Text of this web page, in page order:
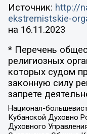
Источник: http://
ekstremistskie-
на 16.11.2023
* Перечень
религиозных
которых судом
законную силу
запрете
Национал-
Кубанской Духовно
Духовного